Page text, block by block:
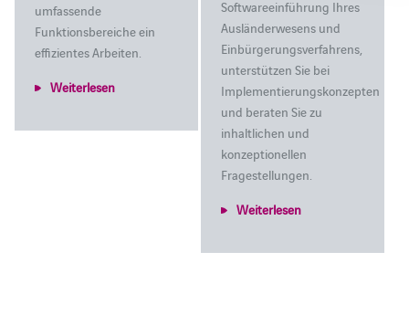
umfassende
Funktionsbereiche ein
effizientes Arbeiten.
Weiterlesen
Softwareeinführung Ihres
Ausländerwesens und
Einbürgerungsverfahrens,
unterstützen Sie bei
Implementierungskonzepten
und beraten Sie zu
inhaltlichen und
konzeptionellen
Fragestellungen.
Weiterlesen